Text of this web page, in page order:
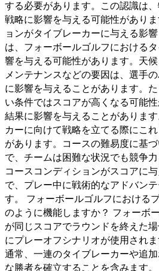
する必要があります。この認識は
戦略に影響を与える可能性があり
ョンがタイブレーカーに与える影
は、フォーボールゴルフにおける
響を与える可能性があります。天候
メンテナンスなどの要因は、選手
に影響を与えることがあります。
い条件ではスコアが高くなる可能
結果に影響を与えることがありま
カーに向けて戦略を立てる際にこ
があります。コースの難易度に基
で、チームは困難な状況でも競争力
コースコンディションがスコアに
で、プレー中に戦術的なアドバン
す。 フォーボールゴルフにおける
のように機能しますか？ フォーボ
が同じスコアでラウンドを終えた
にプレーオフシナリオが使用され
通常、一連のタイブレーカーや追
な勝者を確立することを含みます